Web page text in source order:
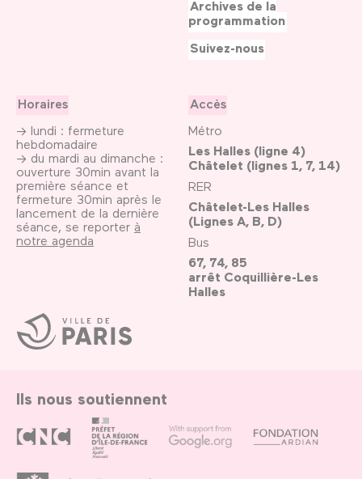
Ville
de
Paris
Horaires
→ lundi : fermeture
hebdomadaire
→ du mardi au dimanche :
ouverture 30min avant la
première séance et
fermeture 30min après le
lancement de la dernière
séance, se reporter à
notre agenda
Accès
Métro
Les Halles (ligne 4)
Châtelet (lignes 1, 7, 14)
RER
Châtelet-Les Halles
(Lignes A, B, D)
Bus
67, 74, 85
arrêt Coquillière-Les
Halles
Archives de la
programmation
Suivez-nous
Ils nous soutiennent